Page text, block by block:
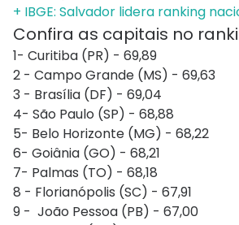
+ IBGE: Salvador lidera ranking
Confira as capitais no
1- Curitiba (PR) - 69,89
2 - Campo Grande (MS) - 69,63
3 - Brasília (DF) - 69,04
4- São Paulo (SP) - 68,88
5- Belo Horizonte (MG) - 68,22
6- Goiânia (GO) - 68,21
7- Palmas (TO) - 68,18
8 - Florianópolis (SC) - 67,91
9 - João Pessoa (PB) - 67,00